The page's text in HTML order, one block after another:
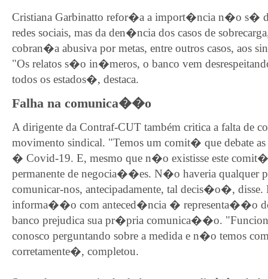
Cristiana Garbinatto refor�a a import�ncia n�o s�
redes sociais, mas da den�ncia dos casos de
cobran�a abusiva por metas, entre outros casos, aos
"Os relatos s�o in�meros, o banco vem
todos os estados�, destaca.
Falha na comunica��o
A dirigente da Contraf-CUT também critica a falta de
movimento sindical. "Temos um comit� que debate
� Covid-19. E, mesmo que n�o existisse este
permanente de negocia��es. N�o haveria qualquer
comunicar-nos, antecipadamente, tal decis�o�, disse.
informa��o com anteced�ncia � representa��o
banco prejudica sua pr�pria comunica��o.
conosco perguntando sobre a medida e n�o temos
corretamente�, completou.